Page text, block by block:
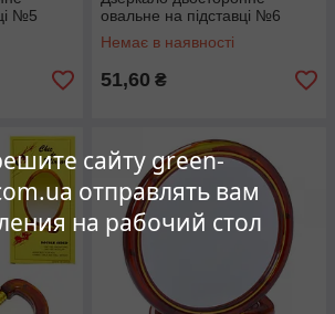
сайту green-
отправлять вам
на рабочий стол
№5
овальне на підставці №6
Немає в наявності
51,60 ₴